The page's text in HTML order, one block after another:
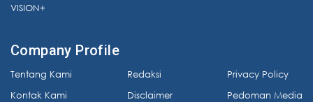
VISION+
Company Profile
Tentang Kami
Kontak Kami
Redaksi
Disclaimer
Privacy Policy
Pedoman Media